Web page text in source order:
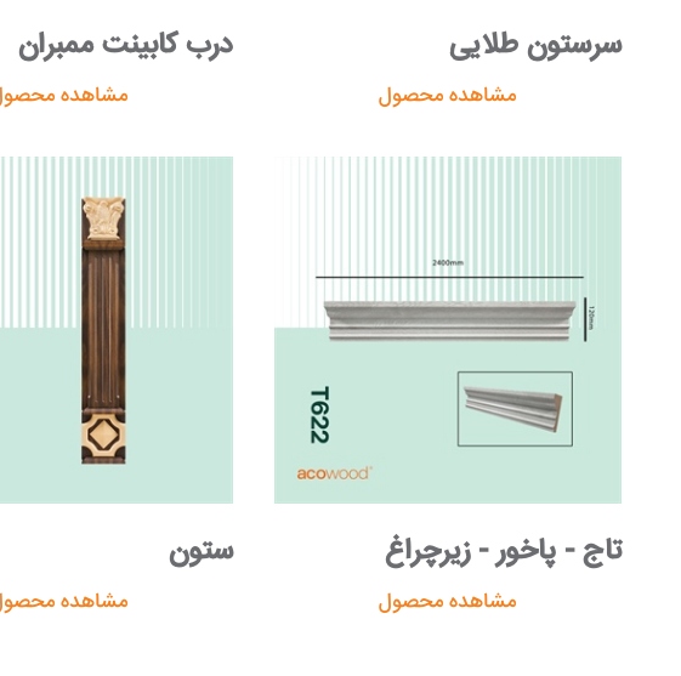
سرستون طلایی
مشاهده محصول
درب کابینت ممبران
مشاهده
تاج - پاخور - زیرچراغ
مشاهده محصول
ستون
مشاهده